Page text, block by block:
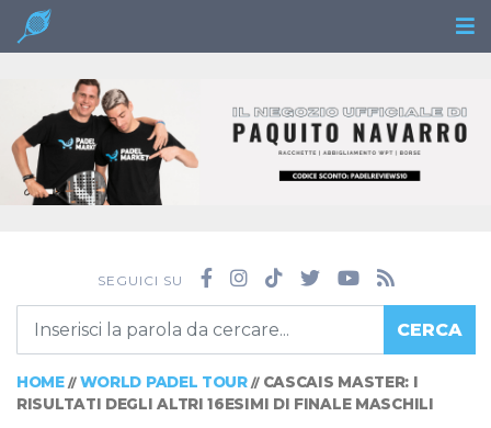
SEGUICI SU
CERCA
HOME// WORLD PADEL TOUR// CASCAIS MASTER: I
RISULTATI DEGLI ALTRI 16ESIMI DI FINALE MASCHILI